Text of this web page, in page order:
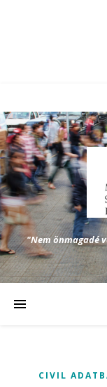
"Nem önmagadé
CIVIL